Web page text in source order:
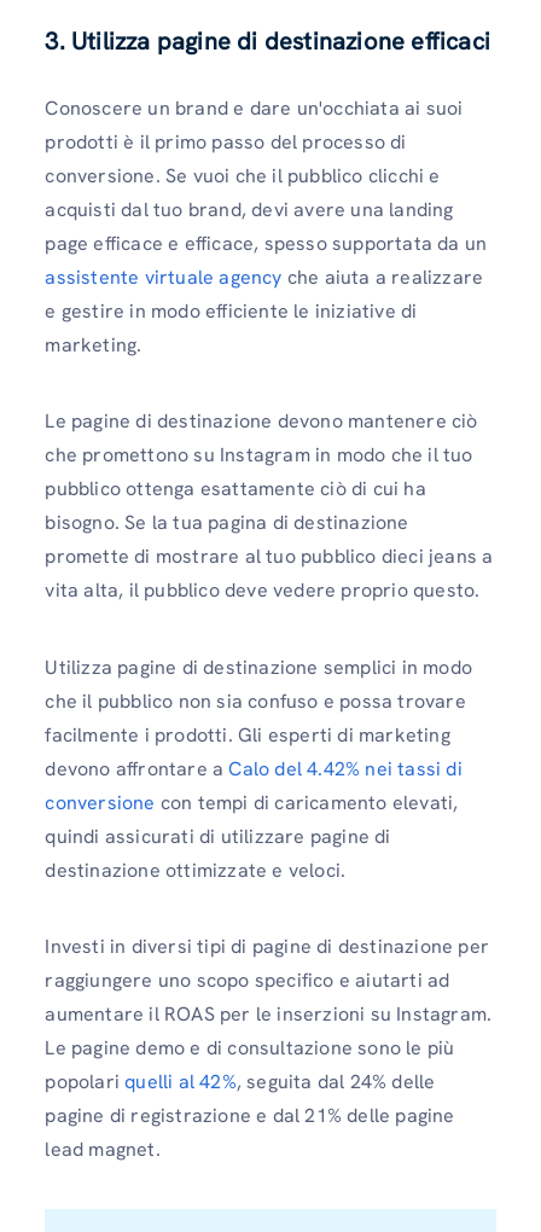
3. Utilizza pagine di destinazione efficaci
Conoscere un brand e dare un'occhiata ai suoi
prodotti è il primo passo del processo di
conversione. Se vuoi che il pubblico clicchi e
acquisti dal tuo brand, devi avere una landing
page efficace e efficace, spesso supportata da un
assistente virtuale agency che aiuta a realizzare
e gestire in modo efficiente le iniziative di
marketing.
Le pagine di destinazione devono mantenere ciò
che promettono su Instagram in modo che il tuo
pubblico ottenga esattamente ciò di cui ha
bisogno. Se la tua pagina di destinazione
promette di mostrare al tuo pubblico dieci jeans a
vita alta, il pubblico deve vedere proprio questo.
Utilizza pagine di destinazione semplici in modo
che il pubblico non sia confuso e possa trovare
facilmente i prodotti. Gli esperti di marketing
devono affrontare aCalo del 4.42% nei tassi di
conversione con tempi di caricamento elevati,
quindi assicurati di utilizzare pagine di
destinazione ottimizzate e veloci.
Investi in diversi tipi di pagine di destinazione per
raggiungere uno scopo specifico e aiutarti ad
aumentare il ROAS per le inserzioni su Instagram.
Le pagine demo e di consultazione sono le più
popolariquelli al 42%, seguita dal 24% delle
pagine di registrazione e dal 21% delle pagine
lead magnet.